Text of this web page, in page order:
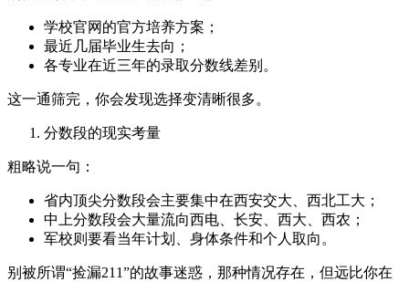
学校官网的官方培养方案；
最近几届毕业生去向；
各专业在近三年的录取分数线差别。
这一通筛完，你会发现选择变清晰很多。
分数段的现实考量
粗略说一句：
省内顶尖分数段会主要集中在西安交大、西北工大；
中上分数段会大量流向西电、长安、西大、西农；
军校则要看当年计划、身体条件和个人取向。
别被所谓“捡漏211”的故事迷惑，那种情况存在，但远比你在